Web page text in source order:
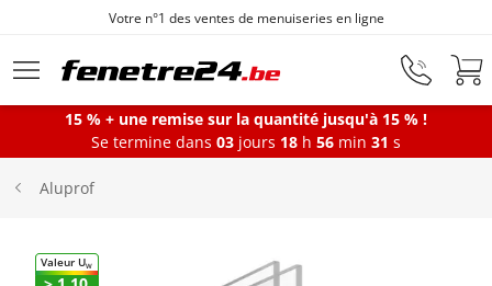
Aller au contenu principal
Votre n°1 des ventes de menuiseries en ligne
Fenêtres
15 % + une remise sur la quantité jusqu'à 15 % !
Se termine dans 03 jours 18 h 56 min 30 s
Aluprof
Valeur UW